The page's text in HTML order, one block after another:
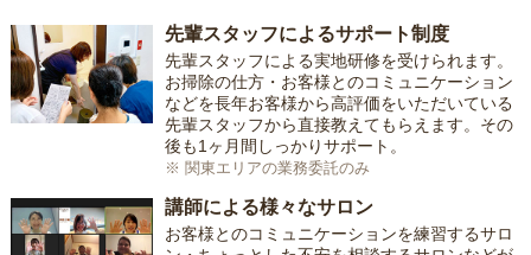
先輩スタッフによるサポート制度
先輩スタッフによる実地研修を受けられます。
お掃除の仕方・お客様とのコミュニケーション
などを長年お客様から高評価をいただいている
先輩スタッフから直接教えてもらえます。その
後も1ヶ月間しっかりサポート。
※ 関東エリアの業務委託のみ
講師による様々なサロン
お客様とのコミュニケーションを練習するサロ